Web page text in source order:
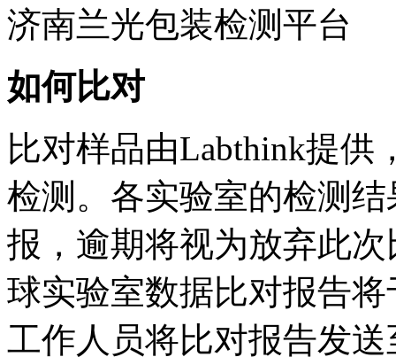
济南兰光包装检测平台
如何比对
比对样品由Labthink提供
检测。各实验室的检测
报，逾期将视为放弃此
球实验室数据比对报告
工作人员将比对报告发